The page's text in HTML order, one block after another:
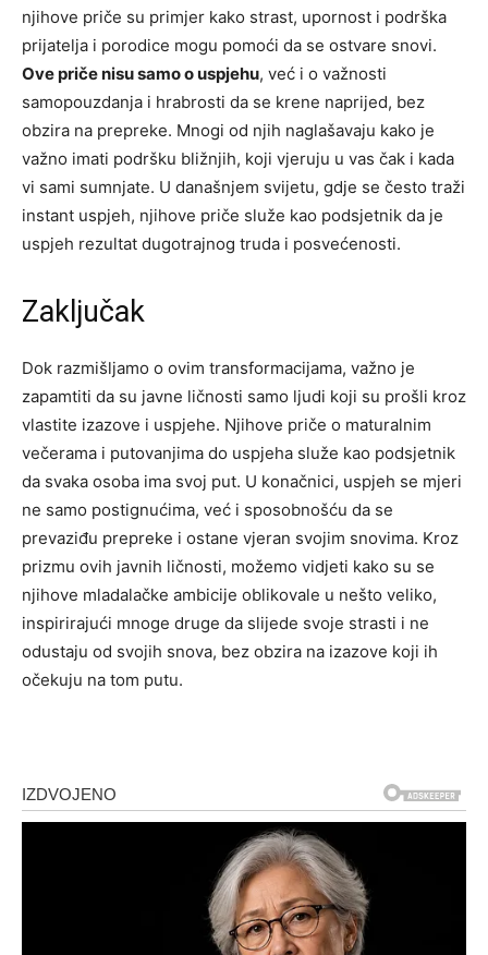
njihove priče su primjer kako strast, upornost i podrška
prijatelja i porodice mogu pomoći da se ostvare snovi.
Ove priče nisu samo o uspjehu, već i o važnosti
samopouzdanja i hrabrosti da se krene naprijed, bez
obzira na prepreke. Mnogi od njih naglašavaju kako je
važno imati podršku bližnjih, koji vjeruju u vas čak i kada
vi sami sumnjate. U današnjem svijetu, gdje se često traži
instant uspjeh, njihove priče služe kao podsjetnik da je
uspjeh rezultat dugotrajnog truda i posvećenosti.
Zaključak
Dok razmišljamo o ovim transformacijama, važno je
zapamtiti da su javne ličnosti samo ljudi koji su prošli kroz
vlastite izazove i uspjehe. Njihove priče o maturalnim
večerama i putovanjima do uspjeha služe kao podsjetnik
da svaka osoba ima svoj put. U konačnici, uspjeh se mjeri
ne samo postignućima, već i sposobnošću da se
prevaziđu prepreke i ostane vjeran svojim snovima. Kroz
prizmu ovih javnih ličnosti, možemo vidjeti kako su se
njihove mladalačke ambicije oblikovale u nešto veliko,
inspirirajući mnoge druge da slijede svoje strasti i ne
odustaju od svojih snova, bez obzira na izazove koji ih
očekuju na tom putu.